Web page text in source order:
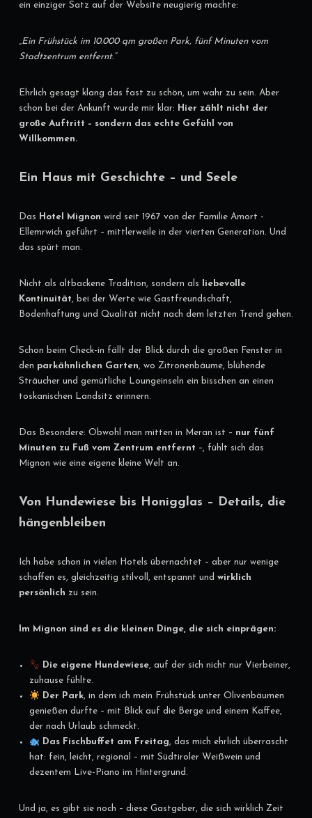
ein einziger Satz auf der Website neugierig machte:
„Ein Frühstück im 10.000 qm großen Park, fünf Minuten vom
Stadtzentrum entfernt.“
Ehrlich gesagt klang das fast zu schön, um wahr zu sein. Aber
schon bei der Ankunft wurde mir klar:
Hier zählt nicht der
große Auftritt – sondern das echte Gefühl von
Willkommen.
Ein Haus mit Geschichte – und Seele
Das Hotel Mignon wird seit 1967 von der Familie Amort -
Ellemrwich geführt – mittlerweile in der vierten Generation. Und
das spürt man.
Nicht als altbackene Tradition, sondern als
liebevolle
Kontinuität, bei der Werte wie Gastfreundschaft,
Bodenhaftung und Qualität nicht nach dem letzten Trend gehen.
Schon beim Check-in fällt der Blick durch die großen Fenster in
den parkähnlichen Garten, wo Zitronenbäume, blühende
Sträucher und gemütliche Loungeinseln ein bisschen an einen
toskanischen Landsitz erinnern.
Das Besondere: Obwohl man mitten in Meran ist – nur fünf
Minuten zu Fuß vom Zentrum entfernt –, fühlt sich das
Mignon wie eine eigene kleine Welt an.
Von Hundewiese bis Honigglas – Details, die
hängenbleiben
Ich habe schon in vielen Hotels übernachtet – aber nur wenige
schaffen es, gleichzeitig stilvoll, entspannt und wirklich
persönlich zu sein.
Im Mignon sind es die kleinen Dinge, die sich einprägen:
Die eigene Hundewiese, auf der sich nicht nur Vierbeiner,
zuhause fühlte.
Der Park, in dem ich mein Frühstück unter Olivenbäumen
genießen durfte – mit Blick auf die Berge und einem Kaffee,
der nach Urlaub schmeckt.
Das Fischbuffet am Freitag, das mich ehrlich überrascht
hat: fein, leicht, regional – mit Südtiroler Weißwein und
dezentem Live-Piano im Hintergrund.
Und ja, es gibt sie noch – diese Gastgeber, die sich wirklich Zeit